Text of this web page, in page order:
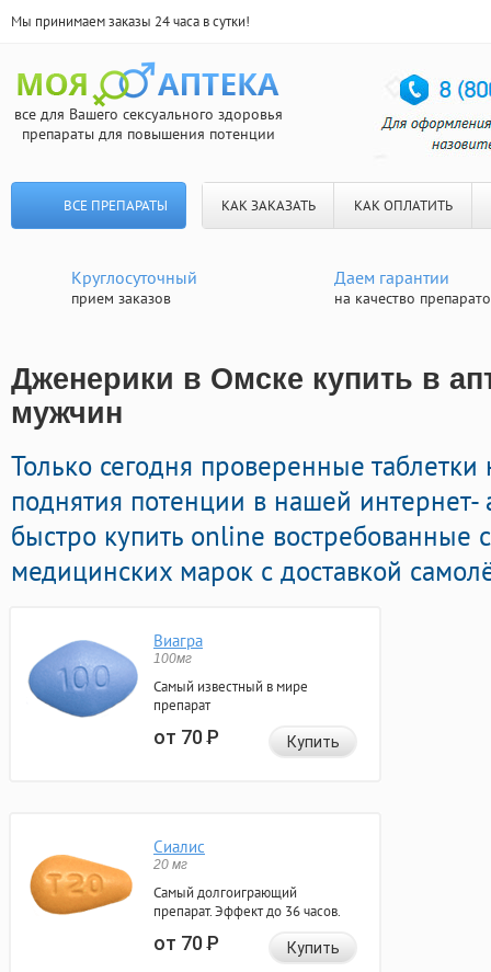
Мы принимаем заказы 24 часа в сутки!
все для Вашего сексуального здоровья
препараты для повышения потенции
ВСЕ ПРЕПАРАТЫ КАК ЗАКАЗАТЬ КАК ОПЛАТИТЬ
Круглосуточный
прием заказов
Даем гарантии
на качество
Дженерики в Омске купить в
мужчин
Только сегодня проверенные
поднятия потенции в нашей
быстро купить online востребованные
медицинских марок с доставкой
Виагра
100мг
Самый известный в мире
препарат
от 70Р Купить
Сиалис
20 мг
Самый долгоиграющий
препарат. Эффект до 36 часов.
от 70Р Купить